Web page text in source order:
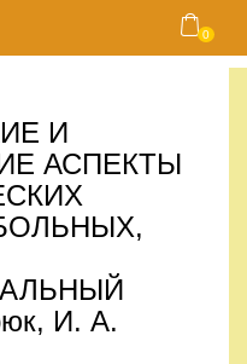
0
И
АСПЕКТЫ
И. А.